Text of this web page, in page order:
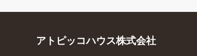
アトピッコハウス株式会社